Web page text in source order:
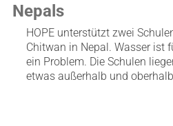
Nepals
HOPE unterstützt zwei
Chitwan in Nepal. Wasser ist
ein Problem. Die Schulen
etwas außerhalb und